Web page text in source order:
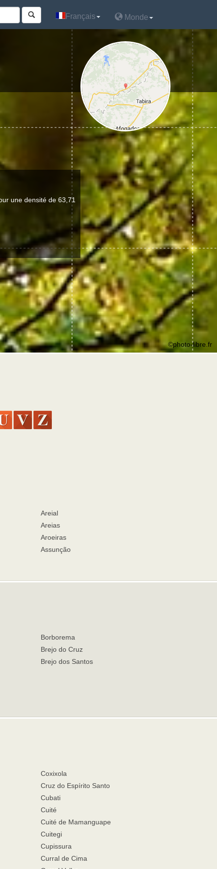
Français Monde
une densité de 63,71
©photo-libre.fr
Areial
Areias
Aroeiras
Assunção
Borborema
Brejo do Cruz
Brejo dos Santos
Coxixola
Cruz do Espírito Santo
Cubati
Cuité
Cuité de Mamanguape
Cuitegi
Cupissura
Curral de Cima
Français Monde